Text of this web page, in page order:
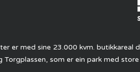
er med sine 23.000 kvm.
Torgplassen, som er ein park med